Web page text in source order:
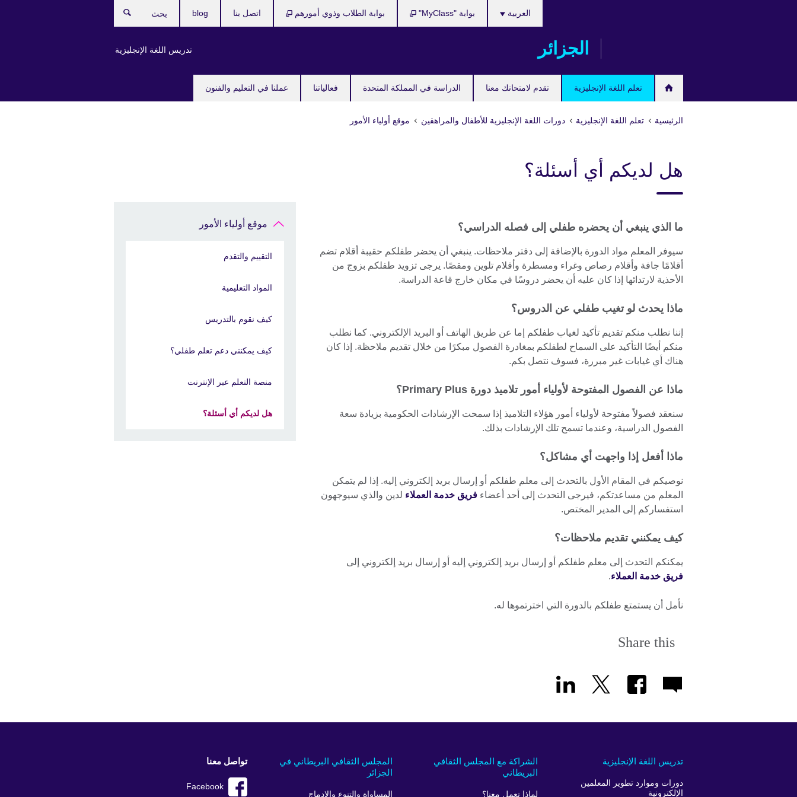
الجزائر
تعلم اللغة الإنجليزية تقدم لامتحانك معنا الدراسة في المملكة المتحدة فعالياتنا عملنا في التعليم والفنون
العربية
تدريس اللغة الإنجليزية
بوابة "MyClass" بوابة الطلاب وذوي أمورهم اتصل بنا blog
الرئيسية تعلم اللغة الإنجليزية دورات اللغة الإنجليزية للأطفال والمراهقين موقع أولياء الأمور
هل لديكم أي أسئلة؟
ما الذي ينبغي أن يحضره طفلي إلى فصله الدراسي؟
سيوفر المعلم مواد الدورة بالإضافة إلى دفتر ملاحظات. ينبغي أن يحضر طفلكم حقيبة أقلام تضم
أقلامًا جافة وأقلام رصاص وغراء ومسطرة وأقلام تلوين ومقصًا. يرجى تزويد طفلكم بزوج من
الأحذية لارتدائها إذا كان عليه أن يحضر دروسًا في مكان خارج قاعة الدراسة.
ماذا يحدث لو تغيب طفلي عن الدروس؟
إننا نطلب منكم تقديم تأكيد لغياب طفلكم إما عن طريق الهاتف أو البريد الإلكتروني. كما نطلب
منكم أيضًا التأكيد على السماح لطفلكم بمغادرة الفصول مبكرًا من خلال تقديم ملاحظة. إذا كان
هناك أي غيابات غير مبررة، فسوف نتصل بكم.
ماذا عن الفصول المفتوحة لأولياء أمور تلاميذ دورة Primary Plus؟
سنعقد فصولاً مفتوحة لأولياء أمور هؤلاء التلاميذ إذا سمحت الإرشادات الحكومية بزيادة سعة
الفصول الدراسية، وعندما تسمح تلك الإرشادات بذلك.
ماذا أفعل إذا واجهت أي مشاكل؟
نوصيكم في المقام الأول بالتحدث إلى معلم طفلكم أو إرسال بريد إلكتروني إليه. إذا لم يتمكن
المعلم من مساعدتكم، فيرجى التحدث إلى أحد أعضاء فريق خدمة العملاء لدين والذي سيوجهون
استفساركم إلى المدير المختص.
كيف يمكنني تقديم ملاحظات؟
يمكنكم التحدث إلى معلم طفلكم أو إرسال بريد إلكتروني إليه أو إرسال بريد إلكتروني إلى
فريق خدمة العملاء.
نأمل أن يستمتع طفلكم بالدورة التي اخترتموها له.
Share this
موقع أولياء الأمور
التقييم والتقدم
المواد التعليمية
كيف نقوم بالتدريس
كيف يمكنني دعم تعلم طفلي؟
منصة التعلم عبر الإنترنت
هل لديكم أي أسئلة؟
المجلس الثقافي البريطاني في
الجزائر
المساواة والتنوع والإدماج
الشراكة مع المجلس الثقافي
البريطاني
لماذا تعمل معنا؟
تدريس اللغة الإنجليزية
دورات وموارد تطوير المعلمين
الإلكترونية
تواصل معنا
Facebook